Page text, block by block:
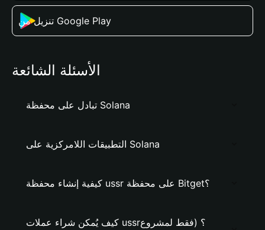
تنزيل من Google Play
الأسئلة الشائعة
تبادل على محفظة Solana
التطبيقات اللامركزية على Solana
كيفية إنشاء محفظة ussr على محفظة Bitget؟
كيف يُمكن شراء عملات ussr؟ (فقط لمشروع